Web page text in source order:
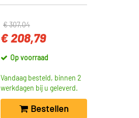
€ 307,04
€ 208,79
Op voorraad
Vandaag besteld, binnen 2
werkdagen bij u geleverd.
Bestellen